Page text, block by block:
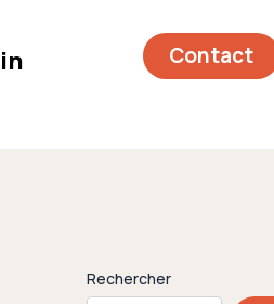
Contact
Rechercher